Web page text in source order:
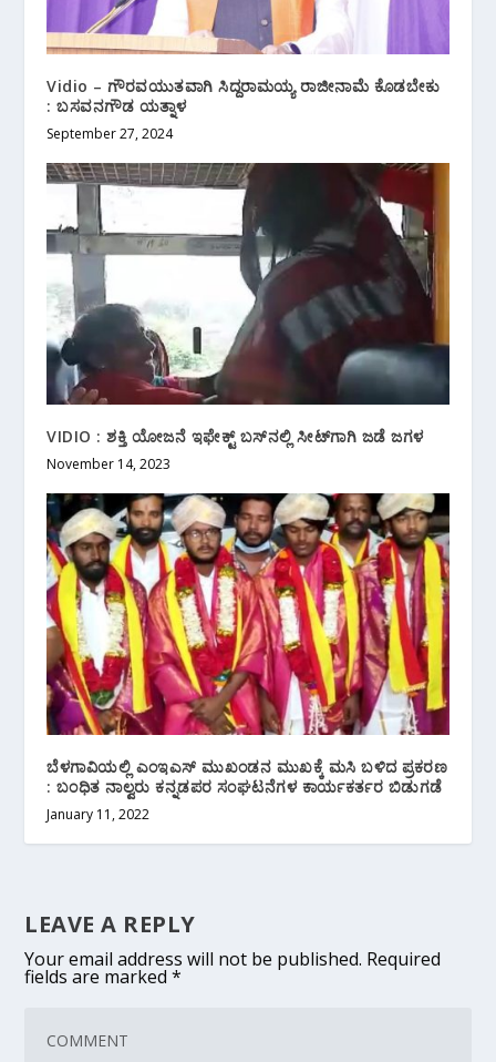
Vidio – ಗೌರವಯುತವಾಗಿ ಸಿದ್ದರಾಮಯ್ಯ ರಾಜೀನಾಮೆ ಕೊಡಬೇಕು
: ಬಸವನಗೌಡ ಯತ್ನಾಳ
September 27, 2024
VIDIO : ಶಕ್ತಿ ಯೋಜನೆ ಇಫೇಕ್ಟ್ ಬಸ್‌ನಲ್ಲಿ ಸೀಟ್‌ಗಾಗಿ ಜಡೆ ಜಗಳ
November 14, 2023
ಬೆಳಗಾವಿಯಲ್ಲಿ ಎಂಇಎಸ್ ಮುಖಂಡನ ಮುಖಕ್ಕೆ‌ ಮಸಿ ಬಳಿದ ಪ್ರಕರಣ
: ಬಂಧಿತ ನಾಲ್ವರು ಕನ್ನಡಪರ ಸಂಘಟನೆಗಳ ಕಾರ್ಯಕರ್ತರ ಬಿಡುಗಡೆ
January 11, 2022
LEAVE A REPLY
Your email address will not be published. Required
fields are marked*